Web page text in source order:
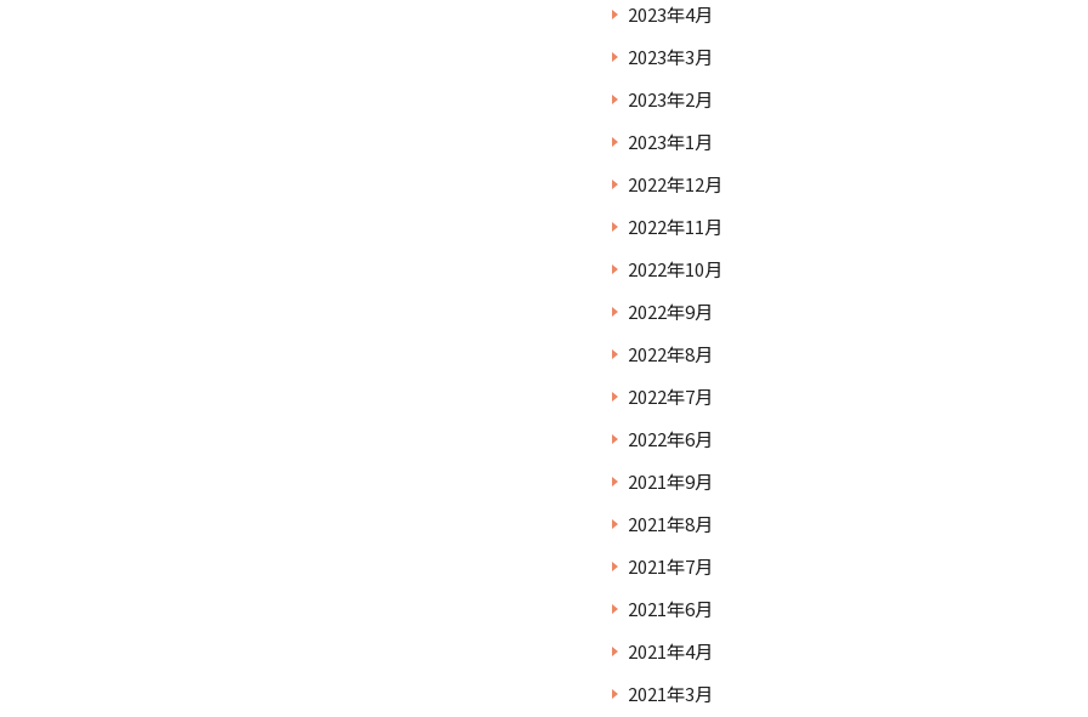
2023年4月
2023年3月
2023年2月
2023年1月
2022年12月
2022年11月
2022年10月
2022年9月
2022年8月
2022年7月
2022年6月
2021年9月
2021年8月
2021年7月
2021年6月
2021年4月
2021年3月